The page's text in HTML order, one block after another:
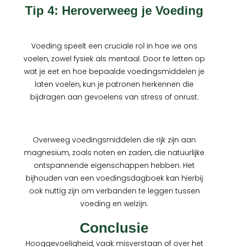
Tip 4: Heroverweeg je Voeding
Voeding speelt een cruciale rol in hoe we ons
voelen, zowel fysiek als mentaal. Door te letten op
wat je eet en hoe bepaalde voedingsmiddelen je
laten voelen, kun je patronen herkennen die
bijdragen aan gevoelens van stress of onrust.
Overweeg voedingsmiddelen die rijk zijn aan
magnesium, zoals noten en zaden, die natuurlijke
ontspannende eigenschappen hebben. Het
bijhouden van een voedingsdagboek kan hierbij
ook nuttig zijn om verbanden te leggen tussen
voeding en welzijn.
Conclusie
Hooggevoeligheid, vaak misverstaan of over het